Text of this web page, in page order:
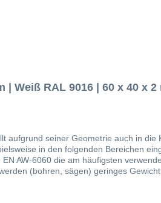
Weiß RAL 9016 | 60 x 40 x 2
aufgrund seiner Geometrie auch in
Fensterbau Solarbranche Zaunbau Möbelbau Geländerbau Fassadenbau Im Bereich von
die am häufigsten verwendete. Nachfolgend
(bohren, sägen) geringes Gewicht